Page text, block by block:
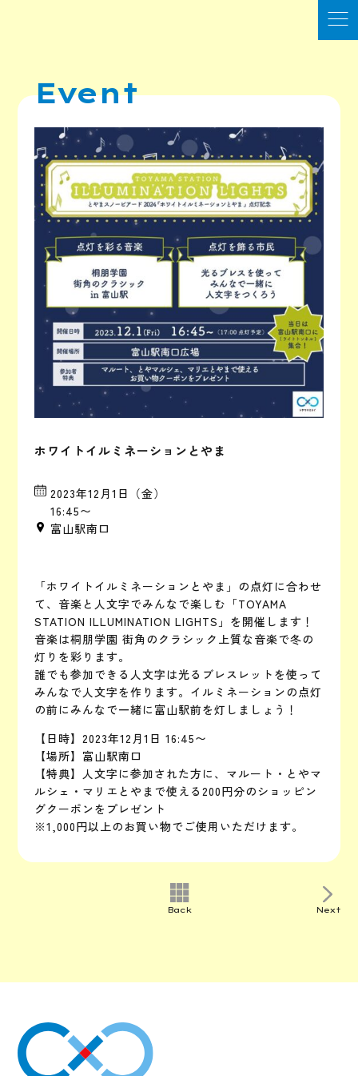
Event
ホワイトイルミネーションとやま
2023年12月1日（金）
16:45〜
富山駅南口
「ホワイトイルミネーションとやま」の点灯に合わせ
て、音楽と人文字でみんなで楽しむ「TOYAMA
STATION ILLUMINATION LIGHTS」を開催します！
音楽は桐朋学園 街角のクラシック上質な音楽で冬の
灯りを彩ります。
誰でも参加できる人文字は光るブレスレットを使って
みんなで人文字を作ります。イルミネーションの点灯
の前にみんなで一緒に富山駅前を灯しましょう！
【日時】2023年12月1日 16:45〜
【場所】富山駅南口
【特典】人文字に参加された方に、マルート・とやマ
ルシェ・マリエとやまで使える200円分のショッピン
グクーポンをプレゼント
※1,000円以上のお買い物でご使用いただけます。
Back Next